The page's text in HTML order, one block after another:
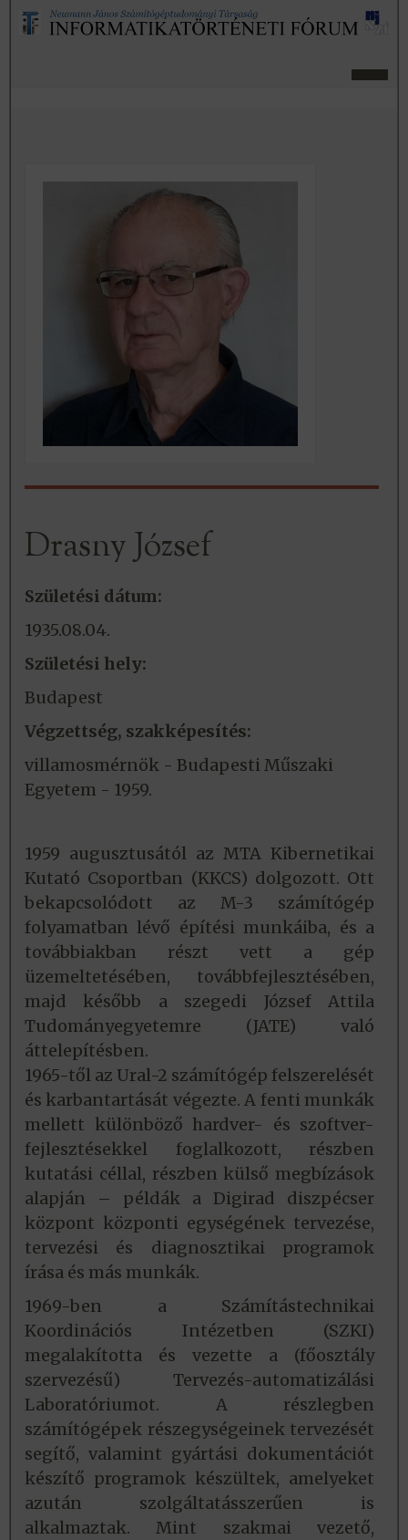
Drasny József
Születési dátum:
1935.08.04.
Születési hely:
Budapest
Végzettség, szakképesítés:
villamosmérnök - Budapesti Műszaki
Egyetem - 1959.
1959 augusztusától az MTA Kibernetikai
Kutató Csoportban (KKCS) dolgozott. Ott
bekapcsolódott az M-3 számítógép
folyamatban lévő építési munkáiba, és a
továbbiakban részt vett a gép
üzemeltetésében, továbbfejlesztésében,
majd később a szegedi József Attila
Tudományegyetemre (JATE) való
áttelepítésben.
1965-től az Ural-2 számítógép felszerelését
és karbantartását végezte. A fenti munkák
mellett különböző hardver- és szoftver-
fejlesztésekkel foglalkozott, részben
kutatási céllal, részben külső megbízások
alapján – példák a Digirad diszpécser
központ központi egységének tervezése,
tervezési és diagnosztikai programok
írása és más munkák.
1969-ben a Számítástechnikai
Koordinációs Intézetben (SZKI)
megalakította és vezette a (főosztály
szervezésű) Tervezés-automatizálási
Laboratóriumot. A részlegben
számítógépek részegységeinek tervezését
segítő, valamint gyártási dokumentációt
készítő programok készültek, amelyeket
azután szolgáltatásszerűen is
alkalmaztak. Mint szakmai vezető,